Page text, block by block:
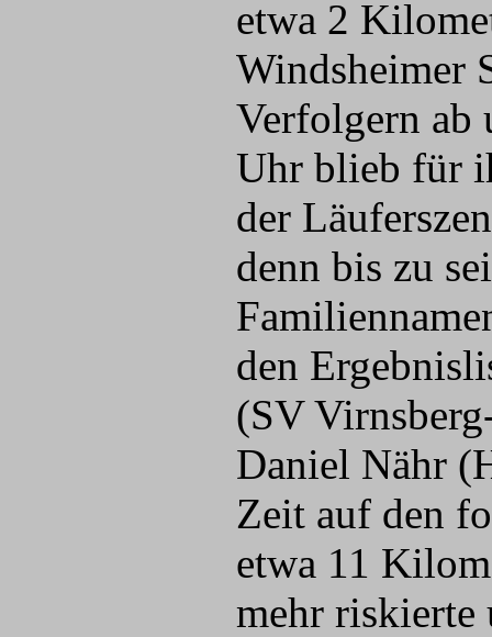
etwa 2
Windsheimer
Verfolgern ab
Uhr blieb für
der
denn bis zu
den
(SV
Daniel Nähr
Zeit auf den
etwa 11
mehr riskierte